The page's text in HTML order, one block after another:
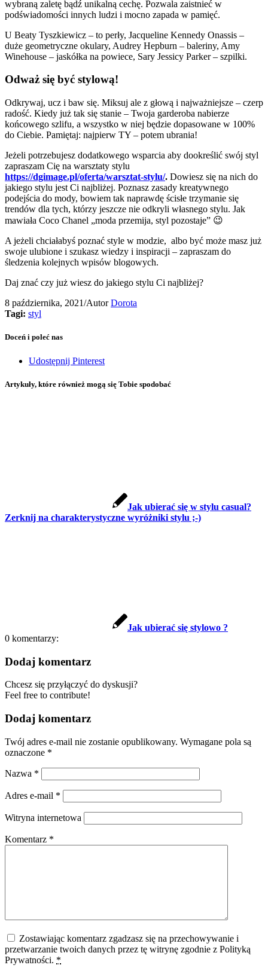
wybraną zaletę bądź unikalną cechę. Pozwala zaistnieć w
podświadomości innych ludzi i mocno zapada w pamięć.
U Beaty Tyszkiewicz – to perły, Jacqueline Kennedy Onassis –
duże geometryczne okulary, Audrey Hepburn – baleriny, Amy
Winehouse – jaskółka na powiece, Sary Jessicy Parker – szpilki.
Odważ się być stylową!
Odkrywaj, ucz i baw się. Miksuj ale z głową i najważniejsze – czerp
radość. Kiedy już tak się stanie – Twoja garderoba nabierze
końcowego szlifu, a wszystko w niej będzie dopasowane w 100%
do Ciebie. Pamiętaj: najpierw TY – potem ubrania!
Jeżeli potrzebujesz dodatkowego wsparcia aby dookreślić swój styl
zapraszam Cię na warsztaty stylu
https://dgimage.pl/oferta/warsztat-stylu/. Dowiesz się na nich do
jakiego stylu jest Ci najbliżej. Poznasz zasady kreatywnego
podejścia do mody, bowiem tak naprawdę ścisłe trzymanie się
trendów dla tych, którzy jeszcze nie odkryli własnego stylu. Jak
mawiała Coco Chanel „moda przemija, styl pozostaje” 😉
A jeżeli chciałabyś poznać style w modzie, albo być może masz już
swoje ulubione i szukasz wiedzy i inspiracji – zapraszam do
śledzenia kolejnych wpisów blogowych.
Daj znać czy już wiesz do jakiego stylu Ci najbliżej?
8 października, 2021/AutorDorota
Tagi: styl
Doceń i poleć nas
Udostępnij Pinterest
Artykuły, które również mogą się Tobie spodobać
Jak ubierać się w stylu casual?
Zerknij na charakterystyczne wyróżniki stylu ;-)
Jak ubierać się stylowo ?
0 komentarzy:
Dodaj komentarz
Chcesz się przyłączyć do dyskusji?
Feel free to contribute!
Dodaj komentarz
Twój adres e-mail nie zostanie opublikowany. Wymagane pola są
oznaczone *
Nazwa *
Adres e-mail *
Witryna internetowa
Komentarz *
Zostawiając komentarz zgadzasz się na przechowywanie i
przetwarzanie twoich danych przez tę witrynę zgodnie z Polityką
Prywatności. *